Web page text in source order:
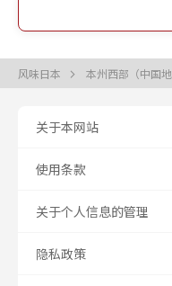
风味日本 本州西部（中国地
关于本网站
使用条款
关于个人信息的管理
隐私政策